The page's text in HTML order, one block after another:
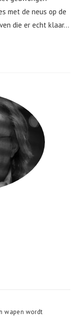
met de neus op de
die er echt klaar…
wapen wordt